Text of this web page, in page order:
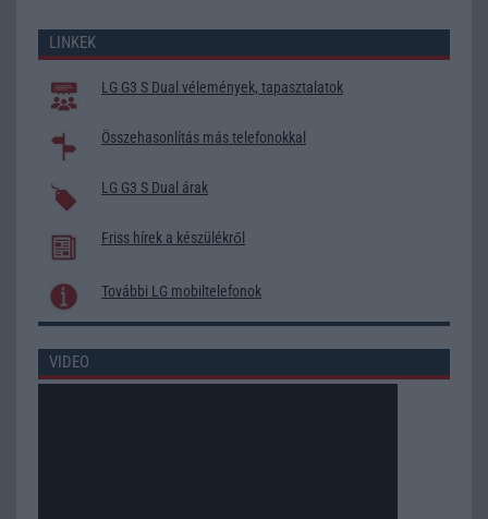
LINKEK
LG G3 S Dual vélemények, tapasztalatok
Összehasonlítás más telefonokkal
LG G3 S Dual árak
Friss hírek a készülékről
További LG mobiltelefonok
VIDEO